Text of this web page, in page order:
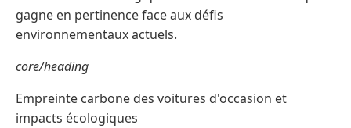
gagne en pertinence face aux défis
environnementaux actuels.
core/heading
Empreinte carbone des voitures d'occasion et
impacts écologiques